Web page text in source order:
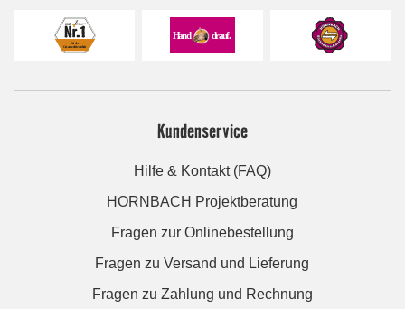
Kundenservice
Hilfe & Kontakt (FAQ)
HORNBACH Projektberatung
Fragen zur Onlinebestellung
Fragen zu Versand und Lieferung
Fragen zu Zahlung und Rechnung